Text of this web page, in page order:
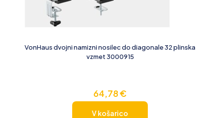
VonHaus dvojni namizni nosilec do diagonale 32 plinska
vzmet 3000915
64,78€
V košarico